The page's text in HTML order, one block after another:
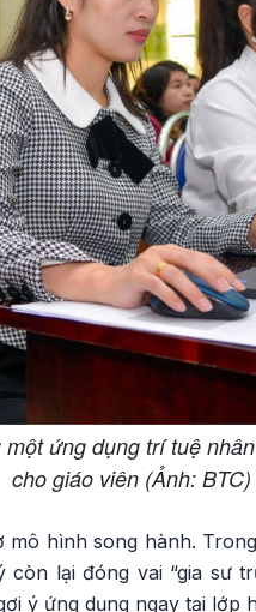
ứng dụng trí tuệ
cho giáo viên (Ảnh: BTC)
mô hình song hành.
lại đóng vai “gia sư
ý ứng dụng ngay tại lớp